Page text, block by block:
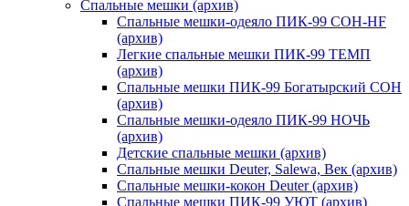
Спальные мешки (архив)
Спальные мешки-одеяло ПИК-99 СОН-HF
(архив)
Легкие спальные мешки ПИК-99 ТЕМП
(архив)
Спальные мешки ПИК-99 Богатырский СОН
(архив)
Спальные мешки-одеяло ПИК-99 НОЧЬ
(архив)
Детские спальные мешки (архив)
Спальные мешки Deuter, Salewa, Век (архив)
Спальные мешки-кокон Deuter (архив)
Спальные мешки ПИК-99 УЮТ (архив)